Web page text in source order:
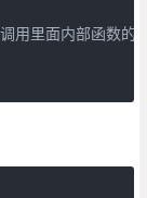
用里面内部函